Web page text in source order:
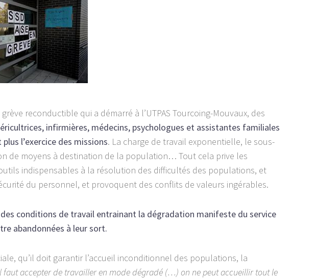
reconductible qui a démarré à l’UTPAS Tourcoing-Mouvaux, des
infirmières, médecins, psychologues et assistantes familiales
l’exercice des missions. La charge de travail exponentielle, le sous-
de moyens à destination de la population… Tout cela prive les
indispensables à la résolution des difficultés des populations, et
du personnel, et provoquent des conflits de valeurs ingérables.
conditions de travail entrainant la dégradation manifeste du service
abandonnées à leur sort.
qu’il doit garantir l’accueil inconditionnel des populations, la
faut accepter de travailler en mode dégradé (…) on ne peut accueillir tout le